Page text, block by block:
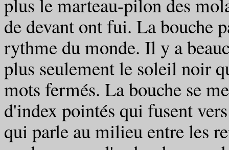
de devant ont fui. La bouche
rythme du monde. Il y a
plus seulement le soleil noir
mots fermés. La bouche se
d'index pointés qui fusent
qui parle au milieu entre les